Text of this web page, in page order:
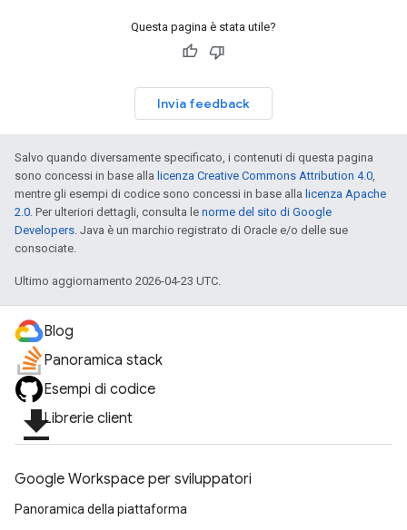
Questa pagina è stata utile?
Invia feedback
Salvo quando diversamente specificato, i contenuti di questa pagina
sono concessi in base alla licenza Creative Commons Attribution 4.0,
mentre gli esempi di codice sono concessi in base alla licenza Apache
2.0. Per ulteriori dettagli, consulta le norme del sito di Google
Developers. Java è un marchio registrato di Oracle e/o delle sue
consociate.
Ultimo aggiornamento 2026-04-23 UTC.
Blog
Panoramica stack
Esempi di codice
file_downloadLibrerie client
Google Workspace per sviluppatori
Panoramica della piattaforma